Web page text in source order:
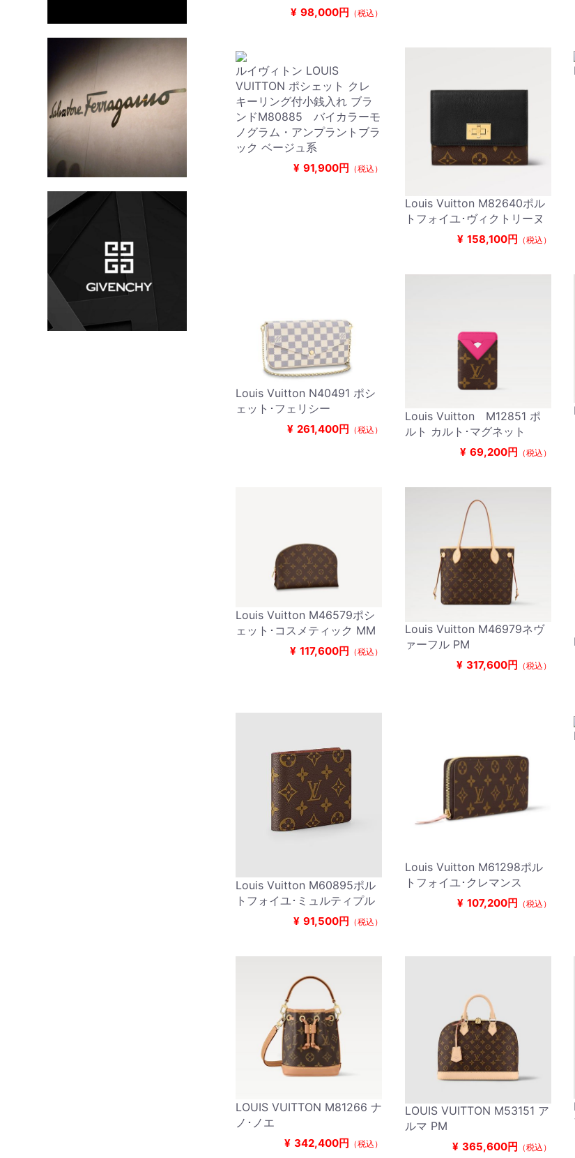
¥ 98,000円 （税込）
ルイヴィトン LOUIS
VUITTON ポシェット クレ
キーリング付小銭入れ ブラ
ンドM80885 バイカラーモ
ノグラム・アンプラントブラ
ック ベージュ系
¥ 91,900円 （税込）
Louis Vuitton M82640ポル
トフォイユ･ヴィクトリーヌ
¥ 158,100円 （税込）
Louis Vuitton N40491 ポシ
ェット･フェリシー
¥ 261,400円 （税込）
Louis Vuitton M12851 ポ
ルト カルト･マグネット
¥ 69,200円 （税込）
Louis Vuitton M46579ポシ
ェット･コスメティック MM
¥ 117,600円 （税込）
Louis Vuitton M46979ネヴ
ァーフル PM
¥ 317,600円 （税込）
Louis Vuitton M60895ポル
トフォイユ･ミュルティプル
¥ 91,500円 （税込）
Louis Vuitton M61298ポル
トフォイユ･クレマンス
¥ 107,200円 （税込）
LOUIS VUITTON M81266 ナ
ノ･ノエ
¥ 342,400円 （税込）
LOUIS VUITTON M53151 ア
ルマ PM
¥ 365,600円 （税込）